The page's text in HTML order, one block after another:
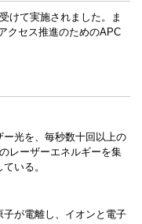
けて実施されました。ま
クセス推進のためのAPC
光を、毎秒数十回以上の
レーザーエネルギーを集
いる。
が電離し、イオンと電子